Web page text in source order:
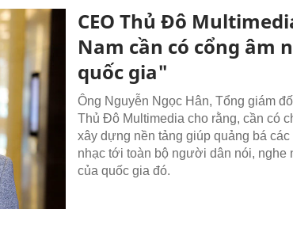
CEO Thủ Đô
Nam cần có cổng âm
quốc gia"
Ông Nguyễn Ngọc Hân, Tổng giám
Thủ Đô Multimedia cho rằng, cần có
xây dựng nền tảng giúp quảng bá các
nhạc tới toàn bộ người dân nói, nghe
của quốc gia đó.